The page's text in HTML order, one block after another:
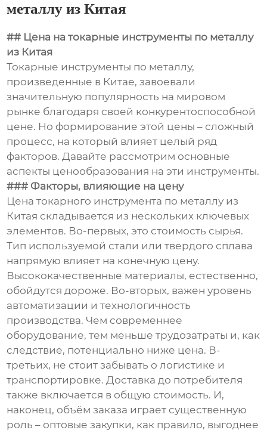
металлу из Китая
## Цена на токарные инструменты по металлу
из Китая
Токарные инструменты по металлу,
произведенные в Китае, завоевали
значительную популярность на мировом
рынке благодаря своей конкурентоспособной
цене. Но формирование этой цены – сложный
процесс, на который влияет целый ряд
факторов. Давайте рассмотрим основные
аспекты ценообразования на эти инструменты.
### Факторы, влияющие на цену
Цена токарного инструмента по металлу из
Китая складывается из нескольких ключевых
элементов. Во-первых, это стоимость сырья.
Тип используемой стали или твердого сплава
напрямую влияет на конечную цену.
Высококачественные материалы, естественно,
обойдутся дороже. Во-вторых, важен уровень
автоматизации и технологичность
производства. Чем современнее
оборудование, тем меньше трудозатраты и, как
следствие, потенциально ниже цена. В-
третьих, не стоит забывать о логистике и
транспортировке. Доставка до потребителя
также включается в общую стоимость. И,
наконец, объём заказа играет существенную
роль – оптовые закупки, как правило, выгоднее